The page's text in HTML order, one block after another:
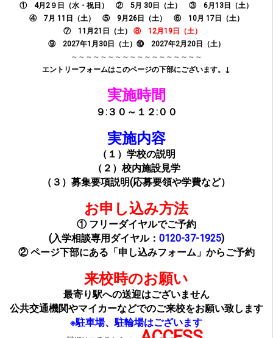
① 4月2９日（水・祝日）
② 5月 30日（土） ③ 6月13 日（土）
④ 7月 11日（土） ⑤ 9月26日（土）
⑥ 10月 17日（土）
⑦ 11 月21 日（土） ⑧ 12月19 日（土）
⑨ 2027年1月30日（土） ⑩ 2027年2月20日（土）
～～～～～～～～～～～～～～～～～～
エントリーフォームはこのページの下部にございます。↓
実施時間
９:３０～１２:００
実施内容
（１）学校の説明
（２）校内施設見学
（３）募集要項説明(応募要領や学費など）
お申し込み方法
① フリーダイヤルでご予約
(入学相談専用ダイヤル： 0120-37-1925)
② ページ下部にある「申し込みフォーム」からご予約
来校時のお願い
最寄り駅への送迎はございません
公共交通機関やマイカーなどでのご来校をお願い致します
※駐車場、駐輪場はございます